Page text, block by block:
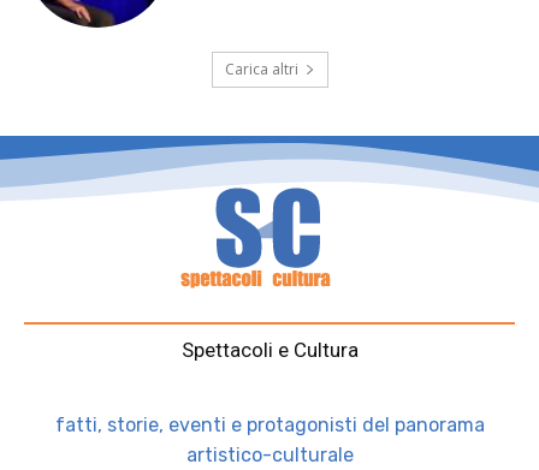
Carica altri
Spettacoli e Cultura
fatti, storie, eventi e protagonisti del panorama
artistico-culturale